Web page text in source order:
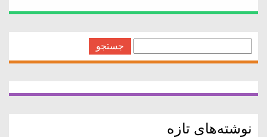
نوشته‌های تازه